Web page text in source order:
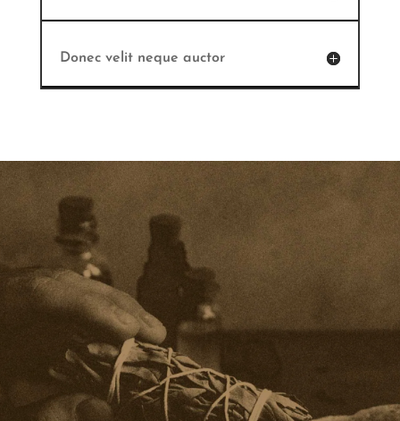
Donec velit neque auctor
“Nulla quis lorem ut libero malesuada
feugiat. Curabitur non nulla sit amet
nisl tempus convallis quis ac lectus.
Vivamus magna justo. Curabitur arcu
erat, accumsan id imperdiet et, porttitor
at sem. Praesent sapien massa, convallis
a pellentesque nec.”